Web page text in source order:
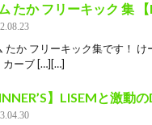
たか フリーキック 集
たか フリーキック集です！
カーブ […][…]
】LISEMと激動